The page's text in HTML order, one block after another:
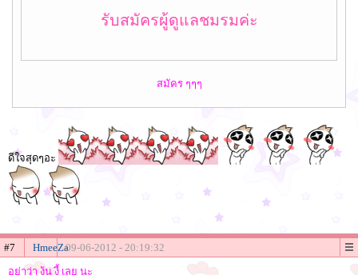
รับสมัครผู้ดูแลชมรมค่ะ
สมัคร ๆๆๆ
ดีใจสุดๆอะ
#7 HmeeZa09-06-2012 - 20:19:32
อย่าว่า งู้น งี้ เลย นะ